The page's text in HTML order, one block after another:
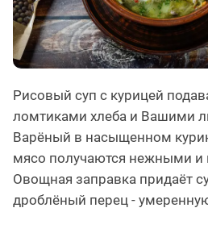
Рисовый суп с курицей
ломтиками хлеба и Вашими
Варёный в насыщенном
мясо получаются нежными и
Овощная заправка придаёт
дроблёный перец -